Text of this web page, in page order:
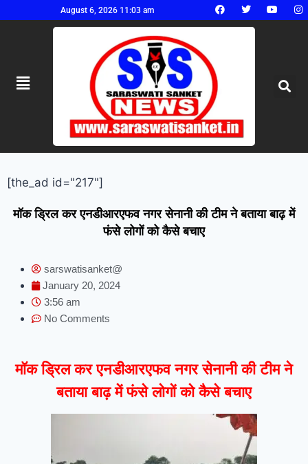
August 6, 2026 11:03 am
[the_ad id="217"]
मॉक ड्रिल कर एनडीआरएफव नगर सेनानी की टीम ने बताया बाढ़ में
फंसे लोगों को कैसे बचाए
sarswatisanket@
January 20, 2024
3:56 am
No Comments
मॉक ड्रिल कर एनडीआरएफव नगर सेनानी की टीम ने
बताया बाढ़ में फंसे लोगों को कैसे बचाए